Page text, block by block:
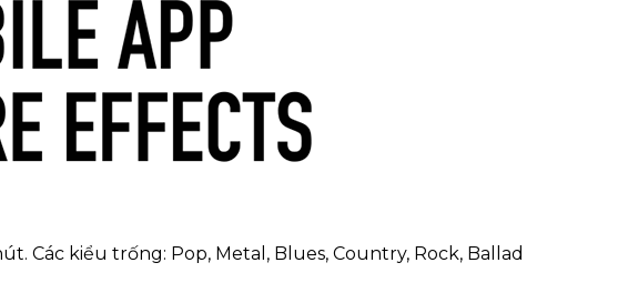
Các kiểu trống: Pop, Metal, Blues, Country, Rock, Ballad